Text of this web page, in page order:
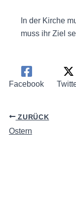
In der Kirche
muss ihr Ziel
Facebook
ZURÜCK
Ostern